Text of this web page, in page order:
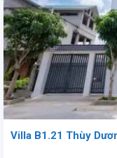
Villa B1.21 Thùy